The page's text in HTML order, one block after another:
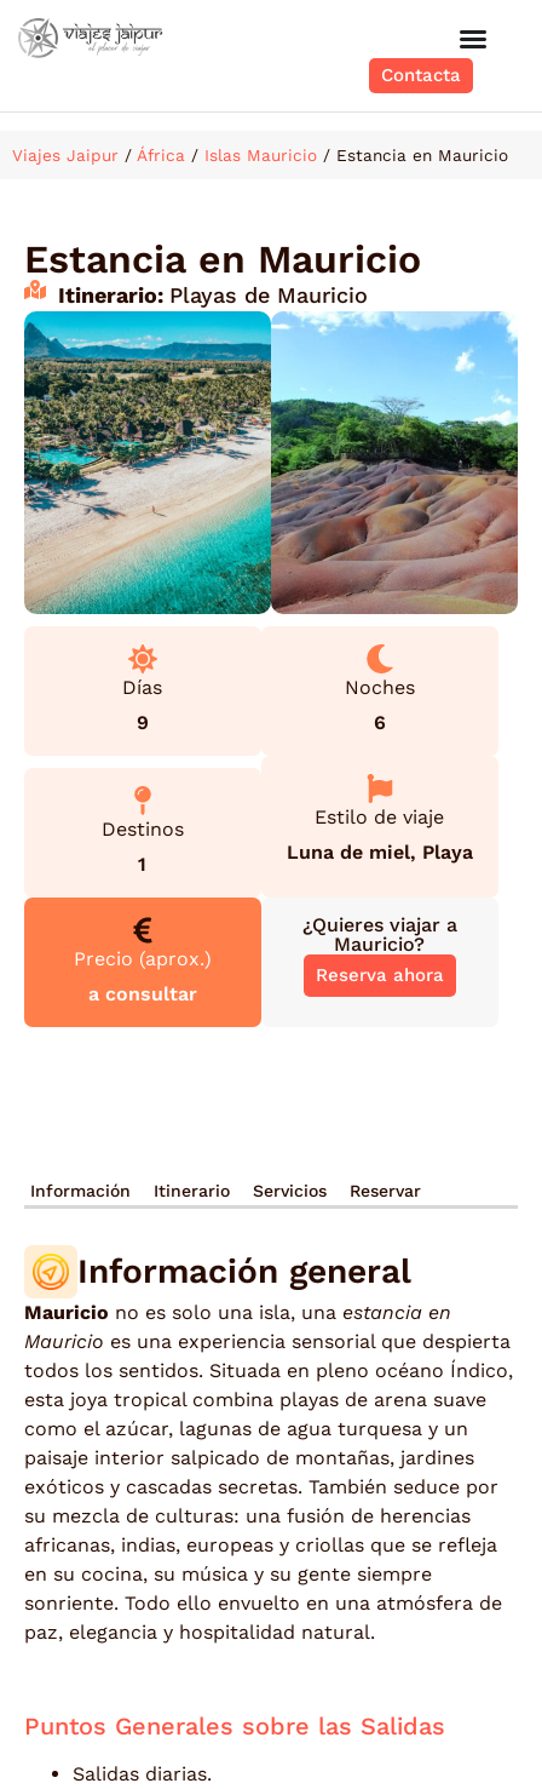
Contacta
Viajes Jaipur / África / Islas Mauricio / Estancia en Mauricio
Estancia en Mauricio
Itinerario: Playas de Mauricio
Días
9
Noches
6
Destinos
1
Estilo de viaje
Luna de miel, Playa
Precio (aprox.)
a consultar
¿Quieres viajar a
Mauricio?
Reserva ahora
Información Itinerario Servicios Reservar
Información general
Mauricio no es solo una isla, una estancia en
Mauricio es una experiencia sensorial que despierta
todos los sentidos. Situada en pleno océano Índico,
esta joya tropical combina playas de arena suave
como el azúcar, lagunas de agua turquesa y un
paisaje interior salpicado de montañas, jardines
exóticos y cascadas secretas. También seduce por
su mezcla de culturas: una fusión de herencias
africanas, indias, europeas y criollas que se refleja
en su cocina, su música y su gente siempre
sonriente. Todo ello envuelto en una atmósfera de
paz, elegancia y hospitalidad natural.
Puntos Generales sobre las Salidas
Salidas diarias.